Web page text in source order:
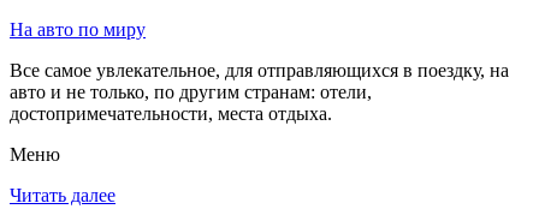
На авто по миру
Все самое увлекательное, для отправляющихся в поездку, на
авто и не только, по другим странам: отели,
достопримечательности, места отдыха.
Меню
Читать далее